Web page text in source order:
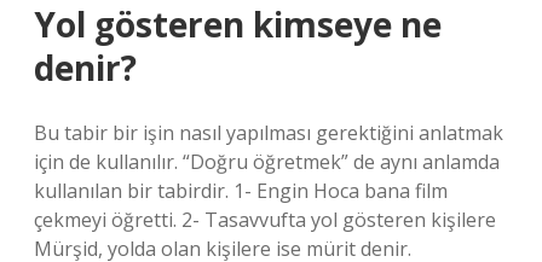
Yol gösteren kimseye ne
denir?
Bu tabir bir işin nasıl yapılması gerektiğini anlatmak
için de kullanılır. “Doğru öğretmek” de aynı anlamda
kullanılan bir tabirdir. 1- Engin Hoca bana film
çekmeyi öğretti. 2- Tasavvufta yol gösteren kişilere
Mürşid, yolda olan kişilere ise mürit denir.